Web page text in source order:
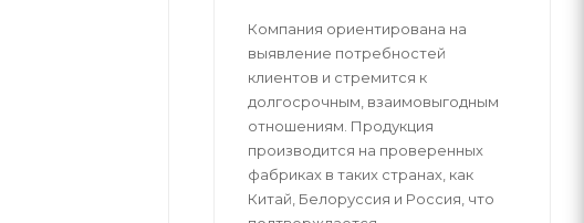
Компания ориентирована на
выявление потребностей
клиентов и стремится к
долгосрочным, взаимовыгодным
отношениям. Продукция
производится на проверенных
фабриках в таких странах, как
Китай, Белоруссия и Россия, что